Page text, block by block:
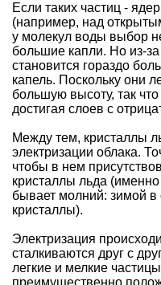
Если таких частиц -
(например, над
у молекул воды выбор
большие капли. Но из-
становится гораздо
капель. Поскольку они
большую высоту, так
достигая слоев с
Между тем, кристаллы
электризации облака.
чтобы в нем
кристаллы льда
бывает молний: зимой в
кристаллы).
Электризация
сталкиваются друг с
легкие и мелкие
преимущественно